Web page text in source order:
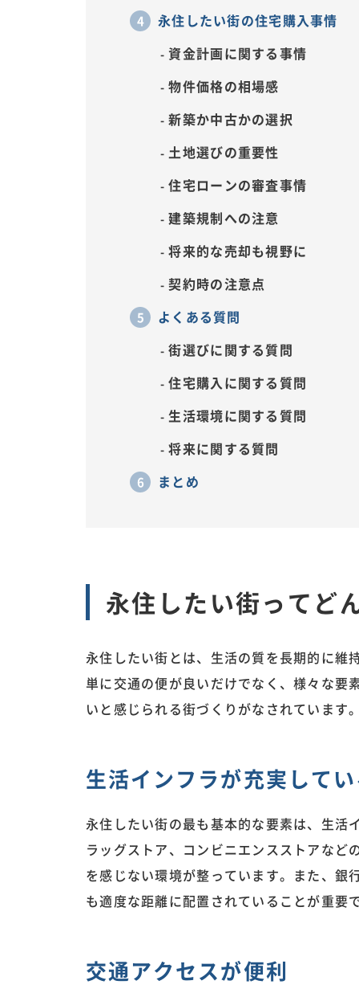
永住したい街の住宅購入事情
資金計画に関する事情
物件価格の相場感
新築か中古かの選択
土地選びの重要性
住宅ローンの審査事情
建築規制への注意
将来的な売却も視野に
契約時の注意点
よくある質問
街選びに関する質問
住宅購入に関する質問
生活環境に関する質問
将来に関する質問
まとめ
永住したい街ってど
永住したい街とは、生活の質を長期的に維
単に交通の便が良いだけでなく、様々な要
いと感じられる街づくりがなされています
生活インフラが充実して
永住したい街の最も基本的な要素は、生活
ラッグストア、コンビニエンスストアな
を感じない環境が整っています。また、銀
も適度な距離に配置されていることが重要
交通アクセスが便利